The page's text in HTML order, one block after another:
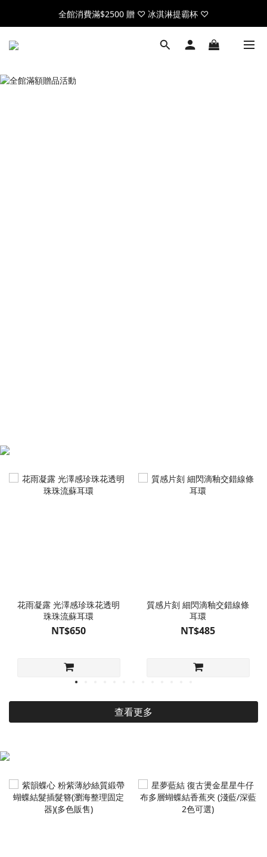
全館消費滿$2500 贈 ♡ 冰淇淋提霸杯 ♡
全館消費滿$2500 贈 ♡ 冰淇淋提霸杯 ♡
註冊官網會員，送$50元購物金
花雨凝露 光澤感珍珠花透明
珠珠流蘇耳環
NT$650
質感片刻 細閃滴釉交錯線條
耳環
NT$485
查看更多